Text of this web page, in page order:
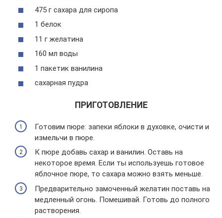
475 г сахара для сиропа
1 белок
11 г желатина
160 мл воды
1 пакетик ванилина
сахарная пудра
ПРИГОТОВЛЕНИЕ
Готовим пюре: запеки яблоки в духовке, очисти и
измельчи в пюре.
К пюре добавь сахар и ванилин. Оставь на
некоторое время. Если ты используешь готовое
яблочное пюре, то сахара можно взять меньше.
Предварительно замоченный желатин поставь на
медленный огонь. Помешивай. Готовь до полного
растворения.